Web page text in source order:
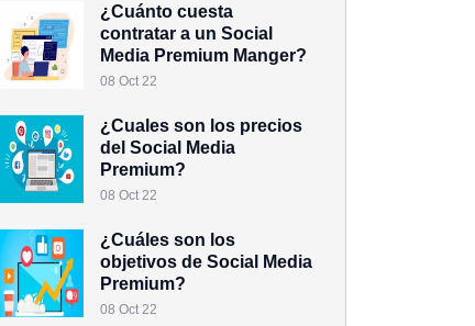
¿Cuánto cuesta
contratar a un Social
Media Premium Manger?
08 Oct 22
¿Cuales son los precios
del Social Media
Premium?
08 Oct 22
¿Cuáles son los
objetivos de Social Media
Premium?
08 Oct 22